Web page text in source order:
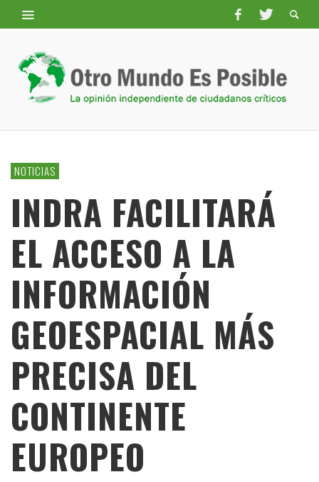
NOTICIAS
INDRA FACILITARÁ
EL ACCESO A LA
INFORMACIÓN
GEOESPACIAL MÁS
PRECISA DEL
CONTINENTE
EUROPEO